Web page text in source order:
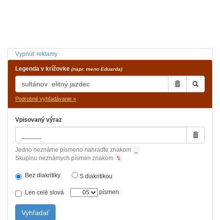
Vypnúť reklamy
Legenda v krížovke (napr. meno Eduarda)
Podrobné vyhľadávanie »
Vpisovaný výraz
Jedno neznáme písmeno nahraďte znakom
Skupinu neznámych písmen znakom %
Bez diakritiky S diakritikou
Len celé slová písmen
Vyhľadať